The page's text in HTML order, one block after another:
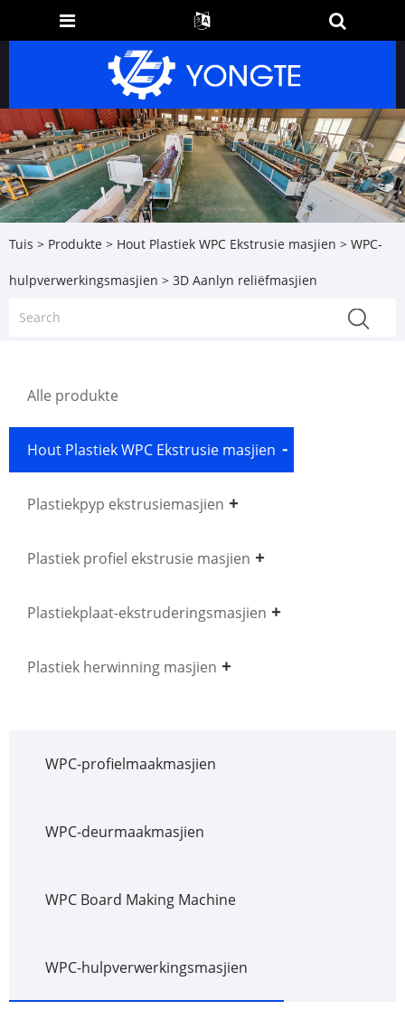
Tuis > Produkte > Hout Plastiek WPC Ekstrusie masjien > WPC-
hulpverwerkingsmasjien > 3D Aanlyn reliëfmasjien
Alle produkte
Hout Plastiek WPC Ekstrusie masjien
Plastiekpyp ekstrusiemasjien
Plastiek profiel ekstrusie masjien
Plastiekplaat-ekstruderingsmasjien
Plastiek herwinning masjien
WPC-profielmaakmasjien
WPC-deurmaakmasjien
WPC Board Making Machine
WPC-hulpverwerkingsmasjien